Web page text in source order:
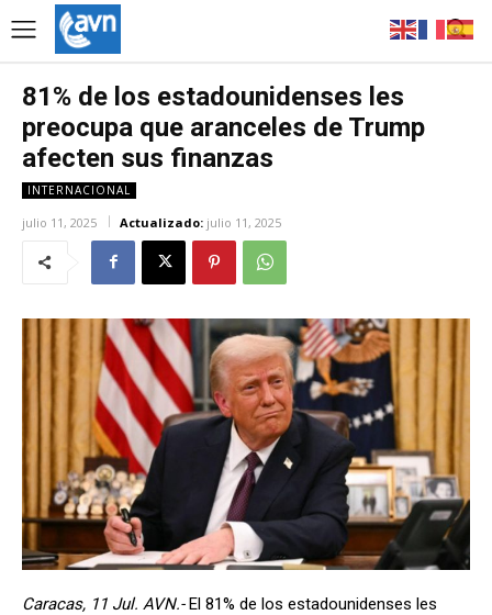
81% de los estadounidenses les
preocupa que aranceles de Trump
afecten sus finanzas
INTERNACIONAL
julio 11, 2025 Actualizado: julio 11, 2025
Caracas, 11 Jul. AVN.-El 81% de los estadounidenses les